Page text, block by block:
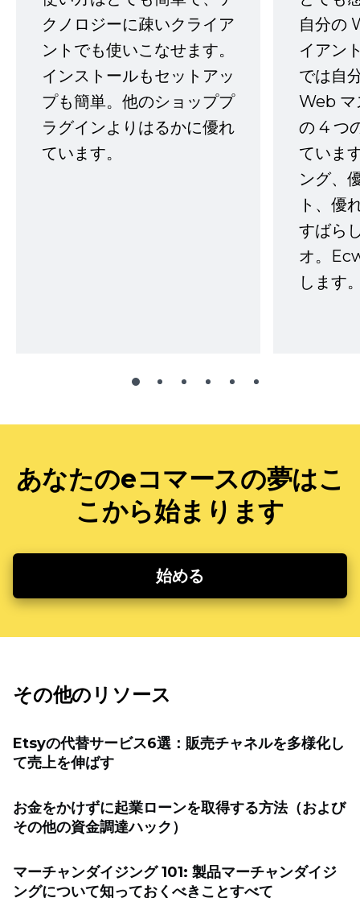
クノロジーに疎いクライア
ントでも使いこなせます。
インストールもセットアッ
プも簡単。他のショッププ
ラグインよりはるかに優れ
ています。
自分の
イアン
では自
Web マ
の 4 つ
ていま
ング、
ト、優
すばら
オ。
します
あなたのeコマースの夢はこ
こから始まります
始める
その他のリソース
Etsyの代替サービス6選：販売チャネルを多様化し
て売上を伸ばす
お金をかけずに起業ローンを取得する方法（および
その他の資金調達ハック）
マーチャンダイジング 101: 製品マーチャンダイジ
ングについて知っておくべきことすべて